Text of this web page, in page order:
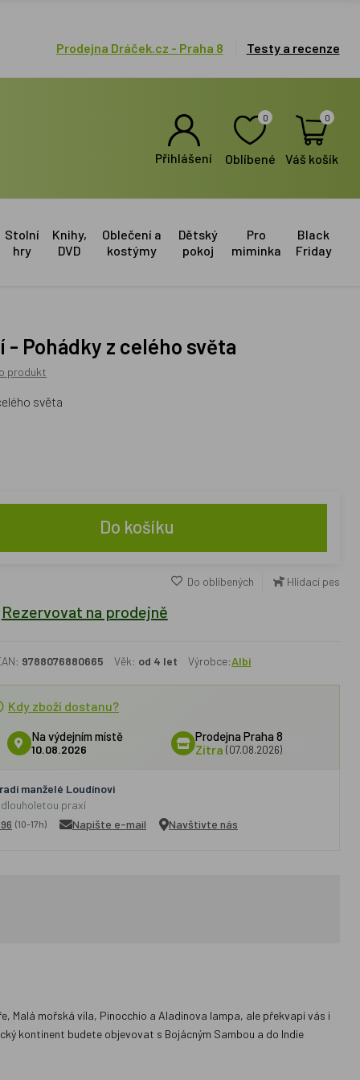
Prodejna Dráček.cz - Praha 8 Testy a recenze
Přihlášení
0
Oblíbené
0
Váš košík
Stolní
hry
Knihy,
DVD
Oblečení a
kostýmy
Dětský
pokoj
Pro
miminka
Black
Friday
- Pohádky z celého světa
produkt
světa
Do košíku
Do oblíbených Hlídací pes
Rezervovat na prodejně
9788076880665 Věk: od 4 let Výrobce:Albi
Kdy zboží dostanu?
Na výdejním místě
10.08.2026
Prodejna Praha 8
Zítra (07.08.2026)
manželé Loudínovi
praxí
(10-17h) Napište e-mail Navštivte nás
Malá mořská víla, Pinocchio a Aladinova lampa, ale překvapí vás i
kontinent budete objevovat s Bojácným Sambou a do Indie